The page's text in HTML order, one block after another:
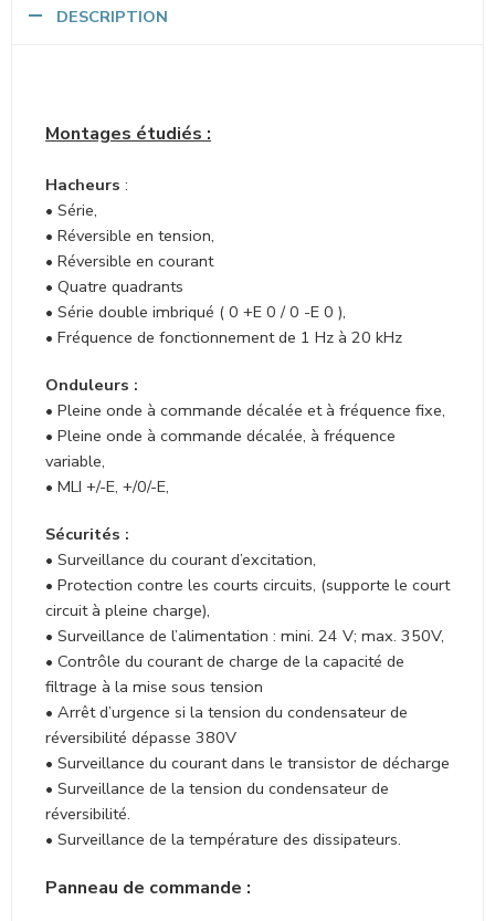
DESCRIPTION
Montages étudiés :
Hacheurs :
• Série,
• Réversible en tension,
• Réversible en courant
• Quatre quadrants
• Série double imbriqué ( 0 +E 0 / 0 -E 0 ),
• Fréquence de fonctionnement de 1 Hz à 20 kHz
Onduleurs :
• Pleine onde à commande décalée et à fréquence fixe,
• Pleine onde à commande décalée, à fréquence
variable,
• MLI +/-E, +/0/-E,
Sécurités :
• Surveillance du courant d’excitation,
• Protection contre les courts circuits, (supporte le court
circuit à pleine charge),
• Surveillance de l’alimentation : mini. 24 V; max. 350V,
• Contrôle du courant de charge de la capacité de
filtrage à la mise sous tension
• Arrêt d’urgence si la tension du condensateur de
réversibilité dépasse 380V
• Surveillance du courant dans le transistor de décharge
• Surveillance de la tension du condensateur de
réversibilité.
• Surveillance de la température des dissipateurs.
Panneau de commande :